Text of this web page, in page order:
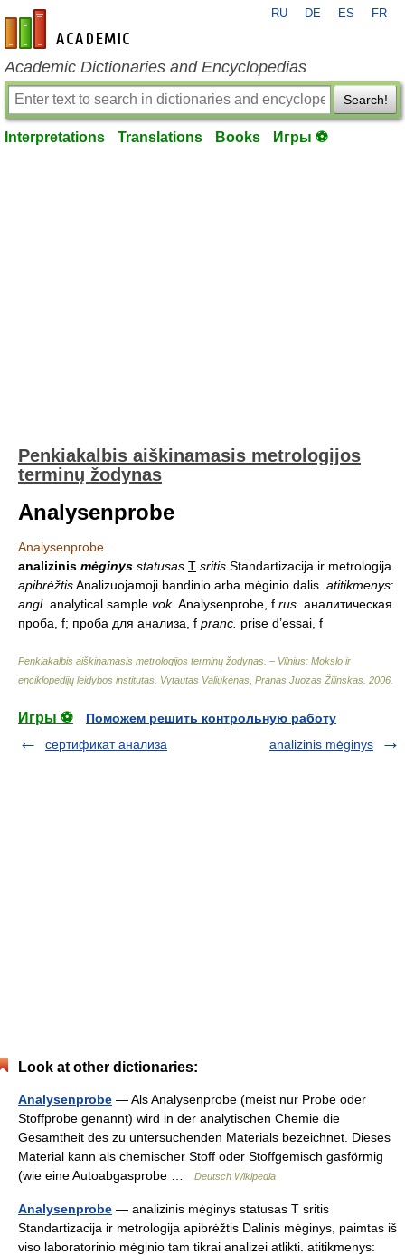
en-academic.com
RU DE ES FR
Academic Dictionaries and Encyclopedias
Search!
Interpretations Translations Books Игры ⚽
Penkiakalbis aiškinamasis metrologijos
terminų žodynas
Analysenprobe
Analysenprobe
analizinis mėginys statusas T sritis Standartizacija ir metrologija
apibrėžtisAnalizuojamoji bandinio arba mėginio dalis. atitikmenys:
angl. analytical sample vok. Analysenprobe, f rus. аналитическая
проба, f; проба для анализа, f pranc. prise d’essai, f
Penkiakalbis aiškinamasis metrologijos terminų žodynas. – Vilnius: Mokslo ir
enciklopedijų leidybos institutas Vytautas Valiukėnas, Pranas Juozas Žilinskas 2006
Игры ⚽
Поможем решить контрольную работу
сертификат анализа
analizinis mėginys
Look at other dictionaries:
Analysenprobe — Als Analysenprobe (meist nur Probe oder
Stoffprobe genannt) wird in der analytischen Chemie die
Gesamtheit des zu untersuchenden Materials bezeichnet. Dieses
Material kann als chemischer Stoff oder Stoffgemisch gasförmig
(wie eine Autoabgasprobe …
Deutsch Wikipedia
Analysenprobe — analizinis mėginys statusas T sritis
Standartizacija ir metrologija apibrėžtis Dalinis mėginys, paimtas iš
viso laboratorinio mėginio tam tikrai analizei atlikti. atitikmenys: